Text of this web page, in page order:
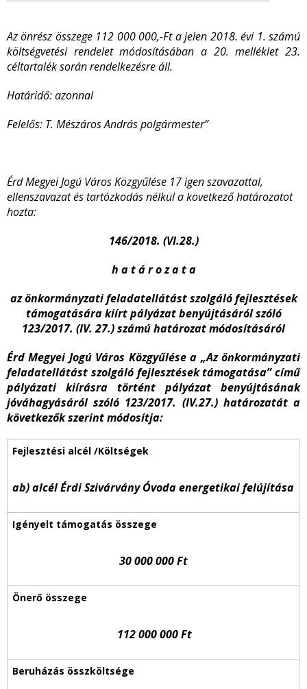
Az önrész összege 112 000 000,-Ft a jelen 2018. évi 1. számú
költségvetési rendelet módosításában a 20. melléklet 23.
céltartalék során rendelkezésre áll.
Határidő: azonnal
Felelős: T. Mészáros András polgármester”
Érd Megyei Jogú Város Közgyűlése 17 igen szavazattal,
ellenszavazat és tartózkodás nélkül a következő határozatot
hozta:
146/2018. (VI.28.)
h a t á r o z a t a
az önkormányzati feladatellátást szolgáló fejlesztések
támogatására kiírt pályázat benyújtásáról szóló
123/2017. (IV. 27.) számú határozat módosításáról
Érd Megyei Jogú Város Közgyűlése a „Az önkormányzati
feladatellátást szolgáló fejlesztések támogatása” című
pályázati kiírásra történt pályázat benyújtásának
jóváhagyásáról szóló 123/2017. (IV.27.) határozatát a
következők szerint módosítja:
ab) alcél Érdi Szivárvány Óvoda energetikai felújítása
30 000 000 Ft
112 000 000 Ft